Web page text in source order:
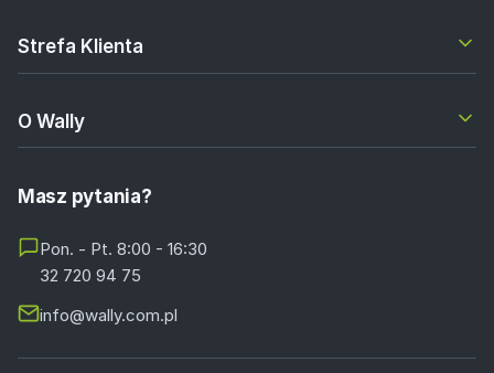
Strefa Klienta
O Wally
Masz pytania?
Pon. - Pt. 8:00 - 16:30
32 720 94 75
info@wally.com.pl